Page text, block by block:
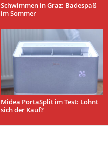
Schwimmen in Graz: Badespaß
im Sommer
Midea PortaSplit im Test: Lohnt
sich der Kauf?